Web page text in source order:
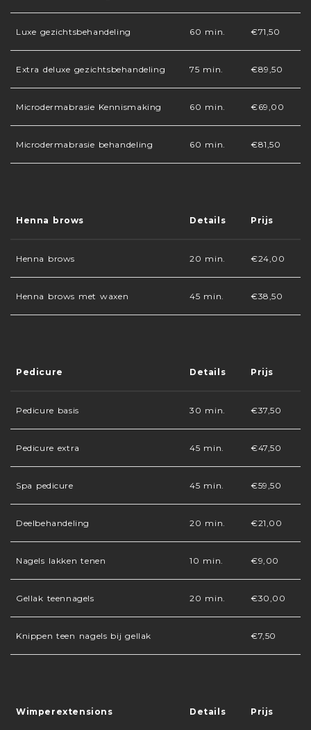
Luxe gezichtsbehandeling 60 min. €71,50
Extra deluxe gezichtsbehandeling 75 min. €89,50
Microdermabrasie Kennismaking 60 min. €69,00
Microdermabrasie behandeling 60 min. €81,50
Henna brows Details Prijs
Henna brows 20 min. €24,00
Henna brows met waxen 45 min. €38,50
Pedicure Details Prijs
Pedicure basis 30 min. €37,50
Pedicure extra 45 min. €47,50
Spa pedicure 45 min. €59,50
Deelbehandeling 20 min. €21,00
Nagels lakken tenen 10 min. €9,00
Gellak teennagels 20 min. €30,00
Knippen teen nagels bij gellak €7,50
Wimperextensions Details Prijs